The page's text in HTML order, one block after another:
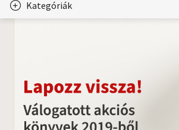
Kategóriák
Gyermek- és ifjúsági
Hobbi, szabadidő